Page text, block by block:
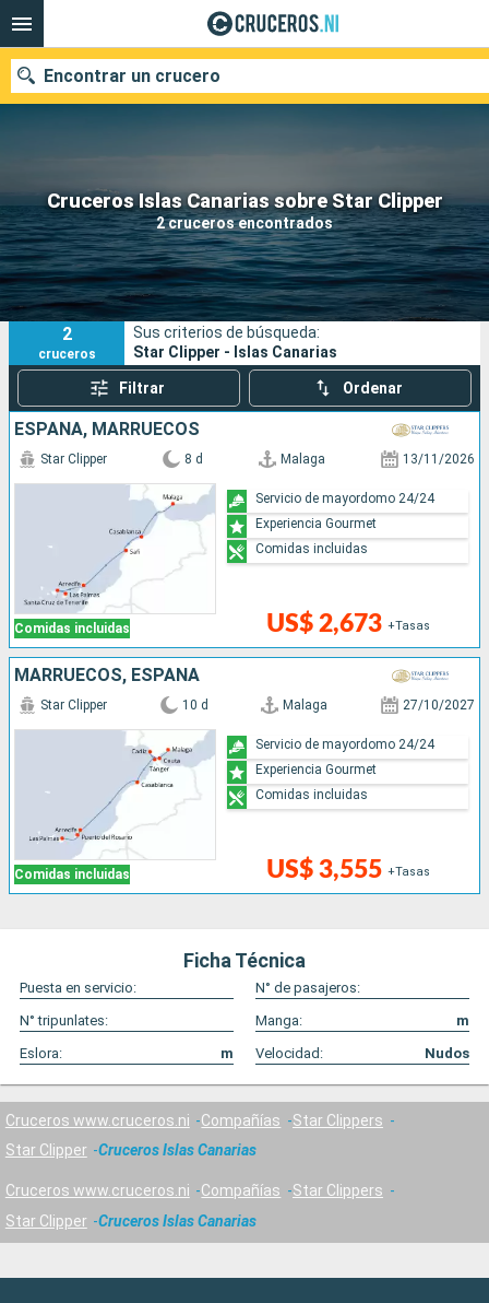
Cruceros Islas Canarias sobre Star Clipper
2 cruceros encontrados
Encontrar un crucero
Nuestros destinos
Fecha de salida
Puertos Compañías
Buscar
2
cruceros
Sus criterios de búsqueda:
Star Clipper - Islas Canarias
Filtrar Ordenar
ESPAÑA, MARRUECOS
Comidas incluidas
Star Clipper 8 d Malaga 13/11/2026
US$ 2,673 +Tasas
Servicio de mayordomo 24/24
Experiencia Gourmet
Comidas incluidas
MARRUECOS, ESPAÑA
Comidas incluidas
Star Clipper 10 d Malaga 27/10/2027
US$ 3,555 +Tasas
Servicio de mayordomo 24/24
Experiencia Gourmet
Comidas incluidas
Ficha Técnica
Puesta en servicio:
N° de pasajeros:
N° tripunlates:
Manga:
m
Eslora:
m Velocidad: Nudos
Cruceros www.cruceros.ni Compañías
Star Clippers
Star Clipper
Cruceros Islas Canarias
Cruceros www.cruceros.ni Compañías
Star Clippers
Star Clipper
Cruceros Islas Canarias